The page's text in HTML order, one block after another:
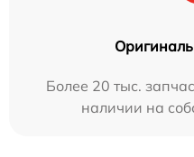
Более 20 тыс.
наличии на